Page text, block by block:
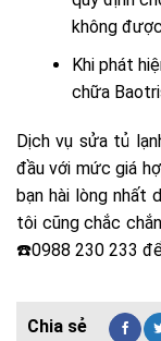
không
Khi phát
chữa
Dịch vụ sửa tủ
đầu với mức giá
bạn hài lòng nhất
tôi cũng chắc
☎️0988 230 233